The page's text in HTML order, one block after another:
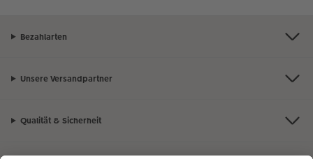
Bezahlarten
Unsere Versandpartner
Qualität & Sicherheit